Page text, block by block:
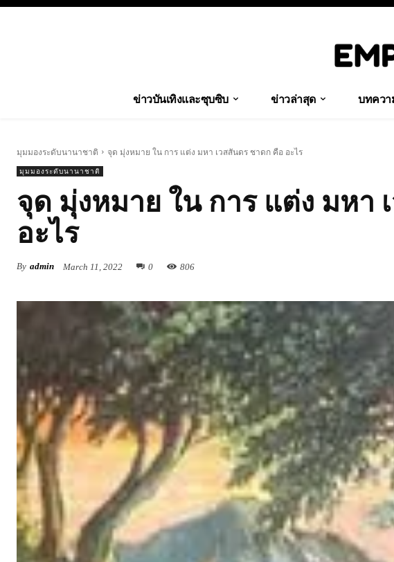
ข่าวบันเทิงและซุบซิบ ข่าวล่าสุด บทคว
มุมมองระดับนานาชาติ จุด มุ่งหมาย ใน การ แต่ง มหา เวสสันดร ชาดก คือ อะไร
มุมมองระดับนานาชาติ
จุด มุ่งหมาย ใน การ แต่ง มหา
อะไร
By admin March 11, 2022 0 806